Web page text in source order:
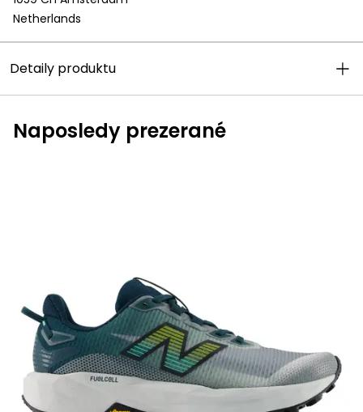
Netherlands
Detaily produktu
Naposledy prezerané